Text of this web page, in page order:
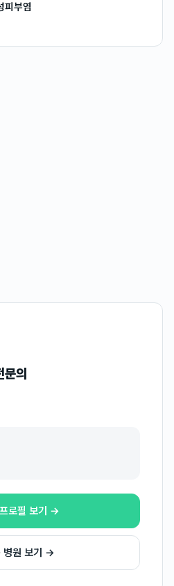
피부염
문의
로필 보기 →
병원 보기 →